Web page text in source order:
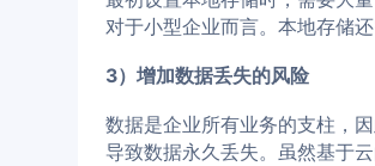
对于小型企业而言。本地存储
3）增加数据丢失的风险
数据是企业所有业务的支柱，
导致数据永久丢失。虽然基于